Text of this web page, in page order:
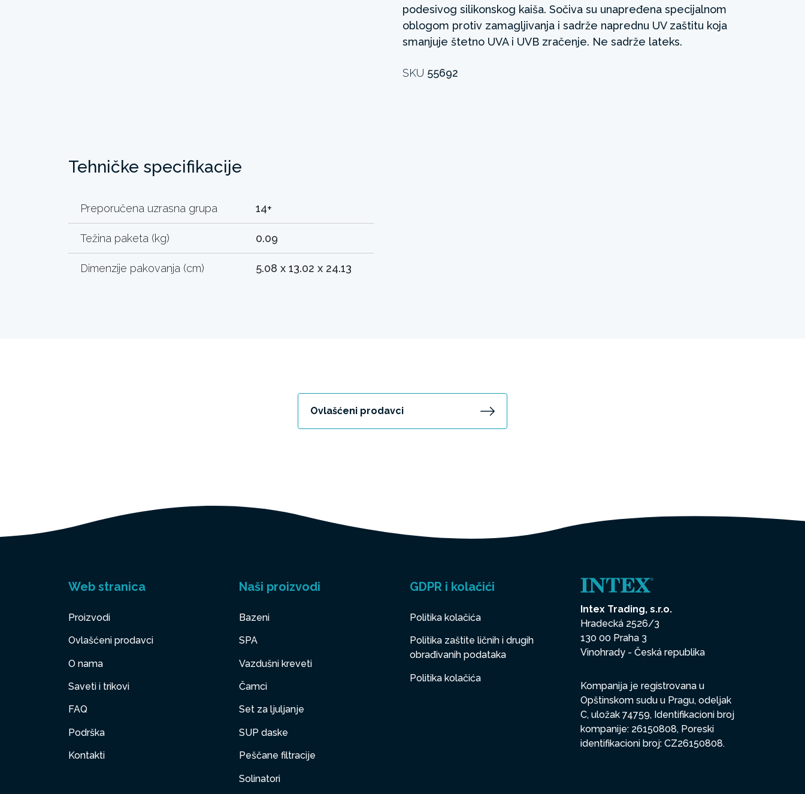
podesivog silikonskog kaiša. Sočiva su unapređena specijalnom
oblogom protiv zamagljivanja i sadrže naprednu UV zaštitu koja
smanjuje štetno UVA i UVB zračenje. Ne sadrže lateks.
SKU 55692
Tehničke specifikacije
Preporučena uzrasna grupa 14+
Težina paketa (kg) 0.09
Dimenzije pakovanja (cm) 5.08 x 13.02 x 24.13
Ovlašćeni prodavci
Web stranica
Proizvodi
Ovlašćeni prodavci
O nama
Saveti i trikovi
FAQ
Podrška
Kontakti
Naši proizvodi
Bazeni
SPA
Vazdušni kreveti
Čamci
Set za ljuljanje
SUP daske
Peščane filtracije
Solinatori
GDPR i kolačići
Politika kolačića
Politika zaštite ličnih i drugih
obrađivanih podataka
Politika kolačića
Intex Trading, s.r.o.
Hradecká 2526/3
130 00 Praha 3
Vinohrady - Česká republika
Kompanija je registrovana u
Opštinskom sudu u Pragu, odeljak
C, uložak 74759, Identifikacioni broj
kompanije: 26150808, Poreski
identifikacioni broj: CZ26150808.